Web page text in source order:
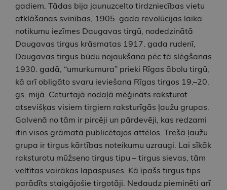
gadiem. Tādas bija jaunuzcelto tirdzniecības vietu
atklāšanas svinības, 1905. gada revolūcijas laika
notikumu iezīmes Daugavas tirgū, nodedzinātā
Daugavas tirgus krāsmatas 1917. gada rudenī,
Daugavas tirgus būdu nojaukšana pēc tā slēgšanas
1930. gadā, “umurkumura” prieki Rīgas ābolu tirgū,
kā arī obligāto svaru ieviešana Rīgas tirgos 19.–20.
gs. mijā. Ceturtajā nodaļā mēģināts raksturot
atsevišķas visiem tirgiem raksturīgās ļaužu grupas.
Galvenā no tām ir pircēji un pārdevēji, kas redzami
itin visos grāmatā publicētajos attēlos. Trešā ļaužu
grupa ir tirgus kārtības noteikumu uzraugi. Lai sīkāk
raksturotu mūžseno tirgus tipu – tirgus sievas, tām
veltītas vairākas lapaspuses. Kā īpašs tirgus tips
parādīts staigājošie tirgotāji. Nedaudz pieminēti arī